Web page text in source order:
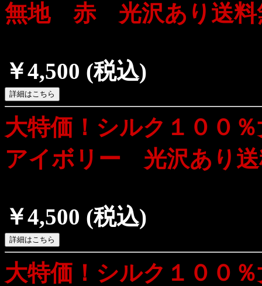
無地 赤 光沢あり送料
￥4,500 (税込)
大特価！シルク１０
アイボリー 光沢あり
￥4,500 (税込)
大特価！シルク１０